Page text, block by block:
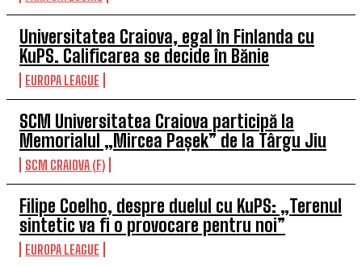
Universitatea Craiova, egal în Finlanda cu
KuPS. Calificarea se decide în Bănie
EUROPA LEAGUE
SCM Universitatea Craiova participă la
Memorialul „Mircea Pașek” de la Târgu Jiu
SCM CRAIOVA (F)
Filipe Coelho, despre duelul cu KuPS: „Terenul
sintetic va fi o provocare pentru noi”
EUROPA LEAGUE